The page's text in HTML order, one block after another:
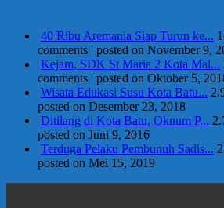
40 Ribu Aremania Siap Turun ke...
comments | posted on November 9,
Kejam, SDK St Maria 2 Kota Mal...
comments | posted on Oktober 5,
Wisata Edukasi Susu Kota Batu...
posted on Desember 23, 2018
Ditilang di Kota Batu, Oknum P...
posted on Juni 9, 2016
Terduga Pelaku Pembunuh Sadis...
posted on Mei 15, 2019